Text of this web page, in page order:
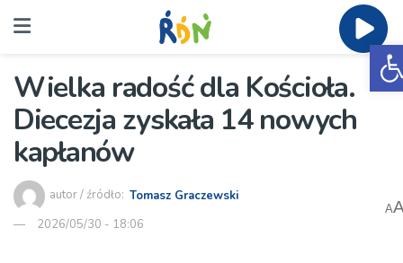
Wielka radość dla Kościoła.
Diecezja zyskała 14 nowych
kapłanów
autor / źródło: Tomasz Graczewski
2026/05/30 - 18:06
A